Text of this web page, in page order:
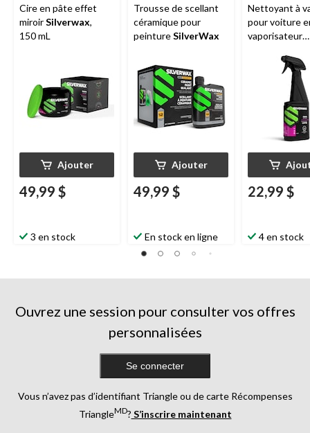
Cire en pâte effet
miroirSilverwax,
150 mL
Ajouter
49,99 $
3 en stock
Trousse de scellant
céramique pour
peintureSilverWax
Ajouter
49,99 $
En stock en ligne
Nettoyant à
pour voiture
vaporisateur
22,99 $
4 en stock
Ouvrez une session pour consulter vos offres
personnalisées
Se connecter
Vous n’avez pas d’identifiant Triangle ou de carte Récompenses
TriangleMD? S’inscrire maintenant